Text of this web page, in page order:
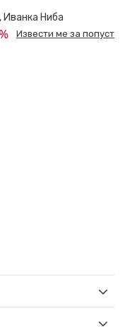
Иванка Ниба
Извести ме за попуст